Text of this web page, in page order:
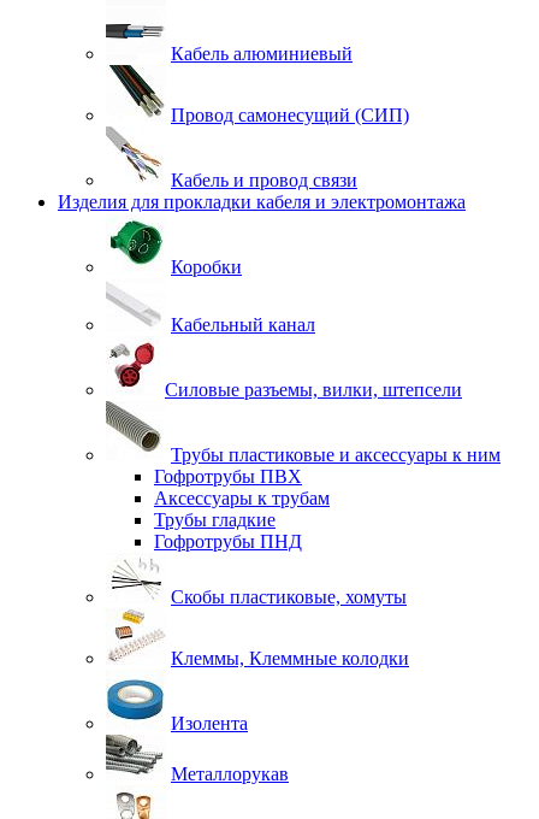
Кабель алюминиевый
Провод самонесущий (СИП)
Кабель и провод связи
Изделия для прокладки кабеля и электромонтажа
Коробки
Кабельный канал
Силовые разъемы, вилки, штепсели
Трубы пластиковые и аксессуары к ним
Гофротрубы ПВХ
Аксессуары к трубам
Трубы гладкие
Гофротрубы ПНД
Скобы пластиковые, хомуты
Клеммы, Клеммные колодки
Изолента
Металлорукав